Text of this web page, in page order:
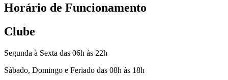
Horário de Funcionamento
Clube
Segunda à Sexta das 06h às 22h
Sábado, Domingo e Feriado das 08h às 18h